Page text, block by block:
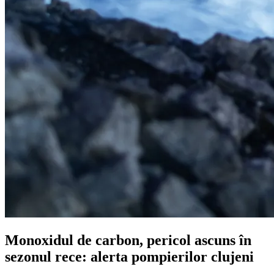
Monoxidul de carbon, pericol ascuns în
sezonul rece: alerta pompierilor clujeni